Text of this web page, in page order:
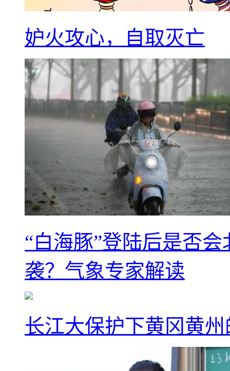
妒火攻心，自取灭亡
“白海豚”登陆后是否
袭？气象专家解读
长江大保护下黄冈黄